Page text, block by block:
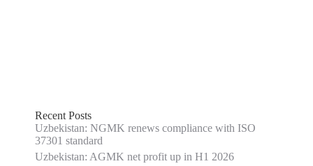
Recent Posts
Uzbekistan: NGMK renews compliance with ISO
37301 standard
Uzbekistan: AGMK net profit up in H1 2026